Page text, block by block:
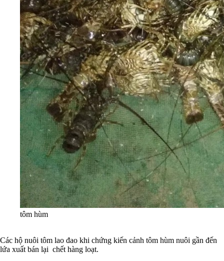
tôm hùm
Các hộ nuôi tôm lao đao khi chứng kiến cảnh tôm hùm nuôi gần đến
lứa xuất bán lại chết hàng loạt.